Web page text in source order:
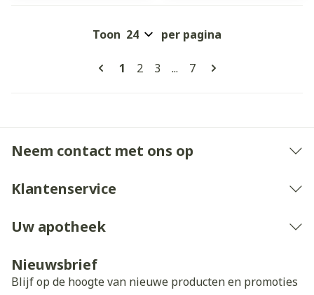
Pagina's
U lees momenteel pagina
1 Pagina
2 Pagina
3 ... Pagina
7
Toon per pagina
Neem contact met ons op
Klantenservice
Uw apotheek
Nieuwsbrief
Blijf op de hoogte van nieuwe producten en promoties